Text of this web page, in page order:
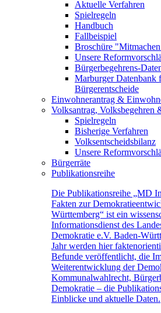
Aktuelle Verfahren
Spielregeln
Handbuch
Fallbeispiel
Broschüre
Unsere
Bürgerbegehrens-
Marburger Datenbank
Bürgerentscheide
Einwohnerantrag &
Volksantrag, Volksbegehren
Spielregeln
Bisherige Verfahren
Volksentscheidsbilanz
Unsere
Bürgerräte
Publikationsreihe
Die Publikationsreihe „MD
Fakten zur
Württemberg“ ist ein
Informationsdienst des
Demokratie e.V. Baden-
Jahr werden hier
Befunde veröffentlicht, die
Weiterentwicklung der
Kommunalwahlrecht,
Demokratie – die
Einblicke und aktuelle Daten.